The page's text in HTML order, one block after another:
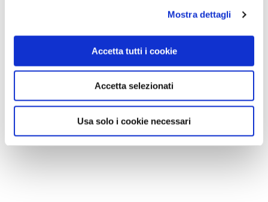
Mostra dettagli
Accetta tutti i cookie
Accetta selezionati
Usa solo i cookie necessari